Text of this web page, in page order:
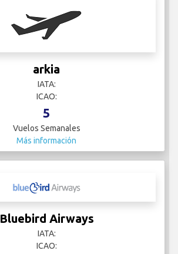
arkia
IATA:
ICAO:
5
Vuelos Semanales
Más información
Bluebird Airways
IATA:
ICAO: